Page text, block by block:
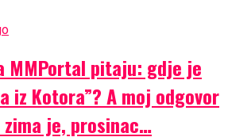
pitaju: gdje je
iz Kotora”? A moj odgovor
je, prosinac…